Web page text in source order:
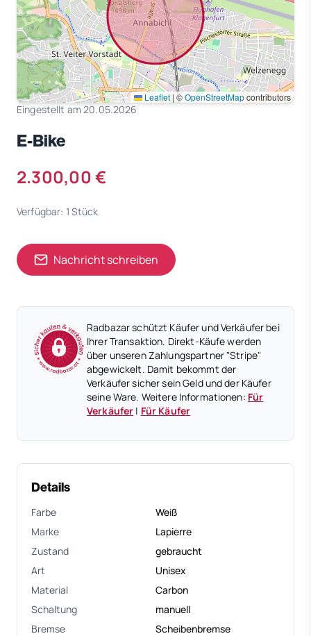
Leaflet | ©OpenStreetMapcontributors
Eingestellt am 20.05.2026
E-Bike
2.300,00 €
Verfügbar: 1 Stück
Nachricht schreiben
Radbazar schützt Käufer und Verkäufer bei
Ihrer Transaktion. Direkt-Käufe werden
über unseren Zahlungspartner "Stripe"
abgewickelt. Damit bekommt der
Verkäufer sicher sein Geld und der Käufer
seine Ware. Weitere Informationen: Für
Verkäufer | Für Käufer
Details
Farbe
Weiß
Marke
Lapierre
Zustand
gebraucht
Art
Unisex
Material
Carbon
Schaltung
manuell
Bremse
Scheibenbremse